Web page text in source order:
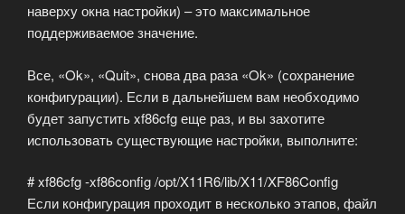
наверху окна настройки) – это максимальное
поддерживаемое значение.
Все, «Ok», «Quit», снова два раза «Ok» (сохранение
конфигурации). Если в дальнейшем вам необходимо
будет запустить xf86cfg еще раз, и вы захотите
использовать существующие настройки, выполните:
# xf86cfg -xf86config /opt/X11R6/lib/X11/XF86Config
Если конфигурация проходит в несколько этапов, файл